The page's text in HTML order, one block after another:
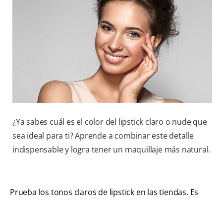
PROMOCIONES
¿Ya sabes cuál es el color del lipstick claro o nude que
sea ideal para ti? Aprende a combinar este detalle
indispensable y logra tener un maquillaje más natural.
Prueba los tonos claros de lipstick en las tiendas. Es